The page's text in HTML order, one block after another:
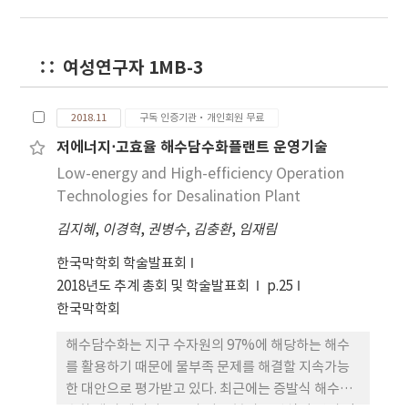
사 분리막 모듈의 구조 및 내부 흐름에 대해 분석하고,
화등을 통해 중공사 분리막 모듈 성능 향상시키기 위
한 방법을 다각적으로 모색하고자 한다.
여성연구자 1MB-3
2018.11 구독 인증기관·개인회원 무료
저에너지⋅고효율 해수담수화플랜트 운영기술
Low-energy and High-efficiency Operation
Technologies for Desalination Plant
김지혜, 이경혁, 권병수, 김충환, 임재림
한국막학회 학술발표회
2018년도 추계 총회 및 학술발표회
p.25
한국막학회
해수담수화는 지구 수자원의 97%에 해당하는 해수
를 활용하기 때문에 물부족 문제를 해결할 지속가능
한 대안으로 평가받고 있다. 최근에는 증발식 해수담